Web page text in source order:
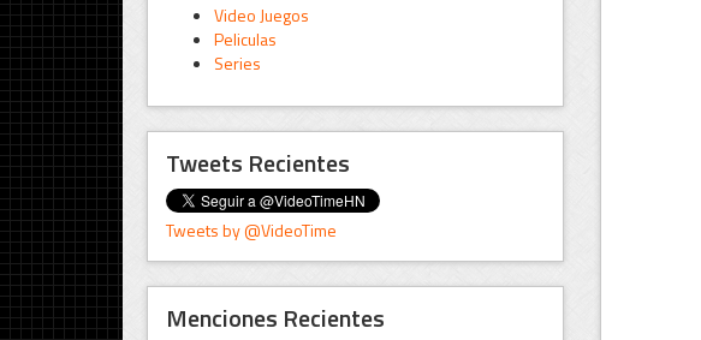
Video Juegos
Peliculas
Series
Tweets Recientes
Tweets by @VideoTime
Menciones Recientes